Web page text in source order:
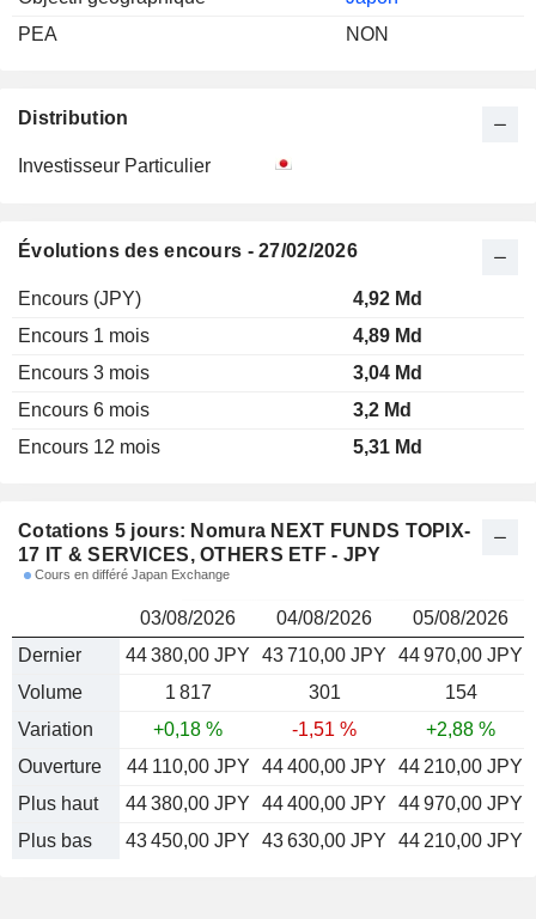
Cotations 5 jours: Nomura NEXT FUNDS TOPIX-
17 IT & SERVICES, OTHERS ETF - JPY
Cours en différé Japan Exchange
03/08/2026 04/08/2026
05/08/2026
Dernier
44 380,00 JPY 43 710,00 JPY 44 970,00 JPY
Volume
1 817 301
154
Variation
+0,18 % -1,51 %
+2,88 %
Ouverture
44 110,00 JPY 44 400,00 JPY 44 210,00 JPY
Plus haut
44 380,00 JPY 44 400,00 JPY 44 970,00 JPY
Plus bas
43 450,00 JPY 43 630,00 JPY 44 210,00 JPY
PEA
NON
Distribution
Investisseur Particulier
Évolutions des encours - 27/02/2026
Encours (JPY)
4,92 Md
Encours 1 mois
4,89 Md
Encours 3 mois
3,04 Md
Encours 6 mois
3,2 Md
Encours 12 mois
5,31 Md